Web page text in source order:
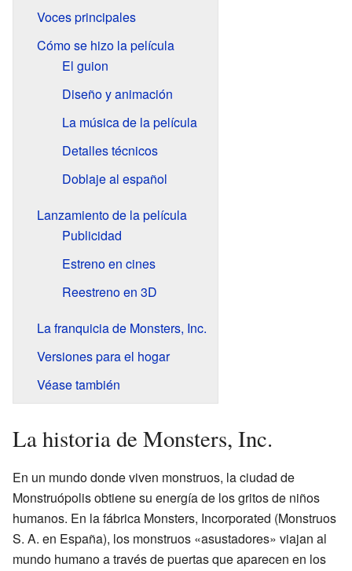
Voces principales
Cómo se hizo la película
El guion
Diseño y animación
La música de la película
Detalles técnicos
Doblaje al español
Lanzamiento de la película
Publicidad
Estreno en cines
Reestreno en 3D
La franquicia de Monsters, Inc.
Versiones para el hogar
Véase también
La historia de Monsters, Inc.
En un mundo donde viven monstruos, la ciudad de
Monstruópolis obtiene su energía de los gritos de niños
humanos. En la fábrica Monsters, Incorporated (Monstruos
S. A. en España), los monstruos «asustadores» viajan al
mundo humano a través de puertas que aparecen en los